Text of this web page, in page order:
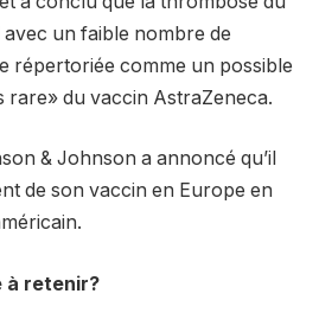
un faible nombre de
répertoriée comme un possible
rare» du vaccin AstraZeneca.
& Johnson a annoncé qu’il
de son vaccin en Europe en
à retenir?